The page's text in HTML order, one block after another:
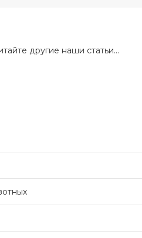
другие наши статьи…